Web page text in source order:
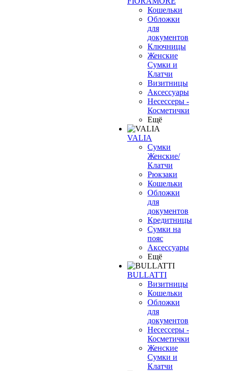
Кошельки
Обложки
для
документов
Ключницы
Женские
Сумки и
Клатчи
Визитницы
Аксессуары
Несессеры -
Косметички
Ещё
VALIA
Сумки
Женские/
Клатчи
Рюкзаки
Кошельки
Обложки
для
документов
Кредитницы
Сумки на
пояс
Аксессуары
Ещё
BULLATTI
Визитницы
Кошельки
Обложки
для
документов
Несессеры -
Косметички
Женские
Сумки и
Клатчи